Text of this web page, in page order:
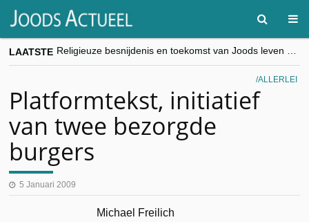
LAATSTE
goKosher lanceert nieuwe website en samenwerking met Mishpacha voor kosher travel en simchas wereldwijd
Religieuze besnijdenis en toekomst van Joods leven centraal tijdens conferentie in Brussel
“Besnijdenisdebat toont hoe moeilijk seculiere Westen minderheden begrijpt”, Jinnih Beels (Vooruit)
ALLERLEI
Platformtekst, initiatief
van twee bezorgde
burgers
5 Januari 2009
Michael Freilich